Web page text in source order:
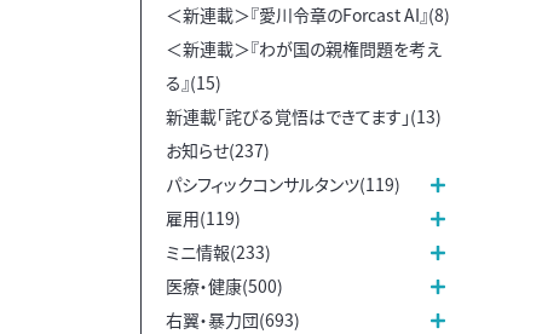
＜新連載＞『愛川令章のForcast AI』(8)
＜新連載＞『わが国の親権問題を考え
る』(15)
新連載「詫びる覚悟はできてます」(13)
お知らせ(237)
パシフィックコンサルタンツ(119)
雇用(119)
ミニ情報(233)
医療・健康(500)
右翼・暴力団(693)